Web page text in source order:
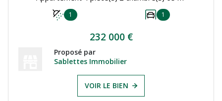
1 1
232 000 €
Proposé par
Sablettes Immobilier
VOIR LE BIEN